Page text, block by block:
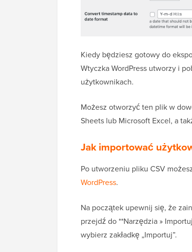
Kiedy będziesz gotowy do
Wtyczka WordPress utworzy i
użytkownikach.
Możesz otworzyć ten plik w
Sheets lub Microsoft Excel, a
Jak importować
Po utworzeniu pliku CSV
WordPress.
Na początek upewnij się, że
przejdź do **Narzędzia »
wybierz zakładkę „Importuj”.